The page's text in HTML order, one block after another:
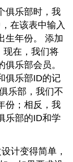
俱乐部时，我
在该表中输入
生年份。 添加
现在，我们将
乐部会员。
俱乐部ID的记
乐部，我们不
份；相反，我
乐部的ID和学
计变得简单，